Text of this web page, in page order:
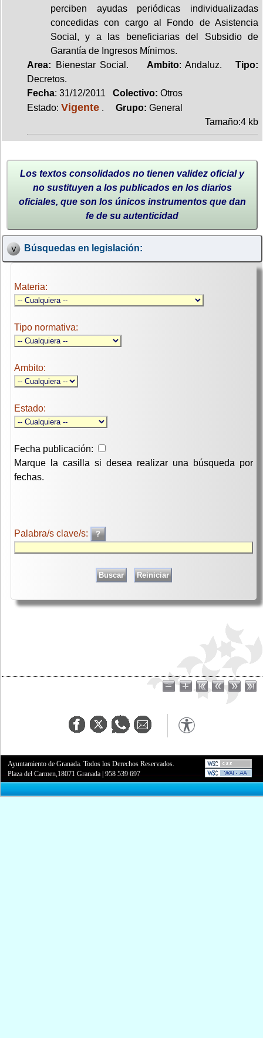
perciben ayudas periódicas individualizadas
concedidas con cargo al Fondo de Asistencia
Social, y a las beneficiarias del Subsidio de
Garantía de Ingresos Mínimos.
Area: Bienestar Social. Ambito: Andaluz.Tipo:
Decretos.
Fecha: 31/12/2011 Colectivo: Otros
Estado: Vigente . Grupo: General
Tamaño:4 kb
Los textos consolidados no tienen validez oficial y
no sustituyen a los publicados en los diarios
oficiales, que son los únicos instrumentos que dan
fe de su autenticidad
Búsquedas en legislación:
Materia:
Tipo normativa:
Ambito:
Estado:
Fecha publicación:
Marque la casilla si desea realizar una búsqueda por
fechas.
Palabra/s clave/s:
Ayuntamiento de Granada. Todos los Derechos Reservados.
Plaza del Carmen,18071 Granada |958 539 697